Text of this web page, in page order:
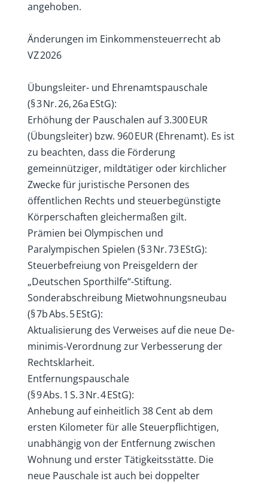
angehoben.
Änderungen im Einkommensteuerrecht ab
VZ 2026
Übungsleiter- und Ehrenamtspauschale
(§ 3 Nr. 26, 26a EStG):
Erhöhung der Pauschalen auf 3.300 EUR
(Übungsleiter) bzw. 960 EUR (Ehrenamt). Es ist
zu beachten, dass die Förderung
gemeinnütziger, mildtätiger oder kirchlicher
Zwecke für juristische Personen des
öffentlichen Rechts und steuerbegünstigte
Körperschaften gleichermaßen gilt.
Prämien bei Olympischen und
Paralympischen Spielen (§ 3 Nr. 73 EStG):
Steuerbefreiung von Preisgeldern der
„Deutschen Sporthilfe“-Stiftung.
Sonderabschreibung Mietwohnungsneubau
(§ 7b Abs. 5 EStG):
Aktualisierung des Verweises auf die neue De-
minimis-Verordnung zur Verbesserung der
Rechtsklarheit.
Entfernungspauschale
(§ 9 Abs. 1 S. 3 Nr. 4 EStG):
Anhebung auf einheitlich 38 Cent ab dem
ersten Kilometer für alle Steuerpflichtigen,
unabhängig von der Entfernung zwischen
Wohnung und erster Tätigkeitsstätte. Die
neue Pauschale ist auch bei doppelter